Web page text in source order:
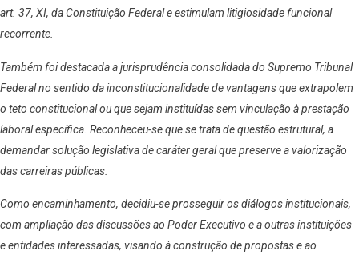
art. 37, XI, da Constituição Federal e estimulam litigiosidade funcional
recorrente.
Também foi destacada a jurisprudência consolidada do Supremo Tribunal
Federal no sentido da inconstitucionalidade de vantagens que extrapolem
o teto constitucional ou que sejam instituídas sem vinculação à prestação
laboral específica. Reconheceu-se que se trata de questão estrutural, a
demandar solução legislativa de caráter geral que preserve a valorização
das carreiras públicas.
Como encaminhamento, decidiu-se prosseguir os diálogos institucionais,
com ampliação das discussões ao Poder Executivo e a outras instituições
e entidades interessadas, visando à construção de propostas e ao